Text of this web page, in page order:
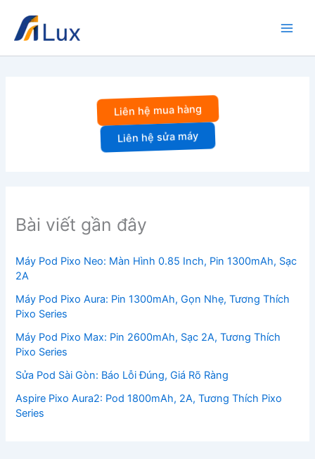
dung
Liên hệ mua hàng
Liên hệ sửa máy
Bài viết gần đây
Máy Pod Pixo Neo: Màn Hình 0.85 Inch, Pin 1300mAh, Sạc
2A
Máy Pod Pixo Aura: Pin 1300mAh, Gọn Nhẹ, Tương Thích
Pixo Series
Máy Pod Pixo Max: Pin 2600mAh, Sạc 2A, Tương Thích
Pixo Series
Sửa Pod Sài Gòn: Báo Lỗi Đúng, Giá Rõ Ràng
Aspire Pixo Aura2: Pod 1800mAh, 2A, Tương Thích Pixo
Series